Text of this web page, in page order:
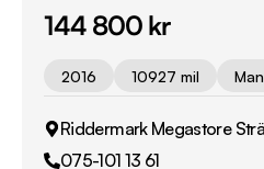
144 800 kr
2016 10927 mil
Riddermark Megastore
075-101 13 61